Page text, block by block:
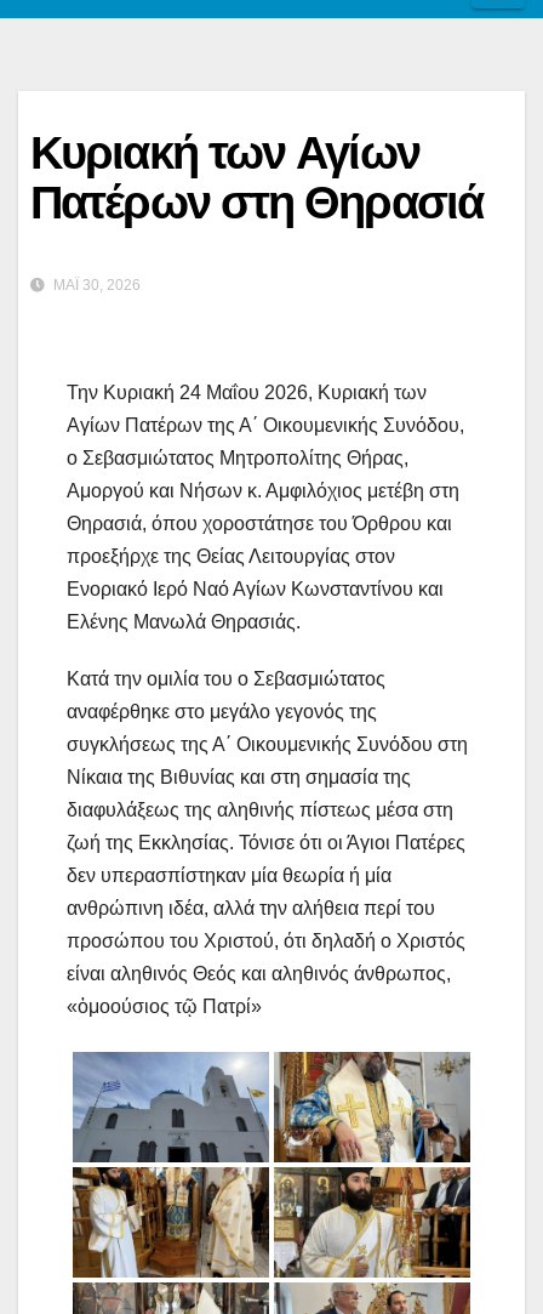
Κυριακή των Αγίων
Πατέρων στη Θηρασιά
ΜΆΙ 30, 2026
Την Κυριακή 24 Μαΐου 2026, Κυριακή των
Αγίων Πατέρων της Α΄ Οικουμενικής Συνόδου,
ο Σεβασμιώτατος Μητροπολίτης Θήρας,
Αμοργού και Νήσων κ. Αμφιλόχιος μετέβη στη
Θηρασιά, όπου χοροστάτησε του Όρθρου και
προεξήρχε της Θείας Λειτουργίας στον
Ενοριακό Ιερό Ναό Αγίων Κωνσταντίνου και
Ελένης Μανωλά Θηρασιάς.
Κατά την ομιλία του ο Σεβασμιώτατος
αναφέρθηκε στο μεγάλο γεγονός της
συγκλήσεως της Α΄ Οικουμενικής Συνόδου στη
Νίκαια της Βιθυνίας και στη σημασία της
διαφυλάξεως της αληθινής πίστεως μέσα στη
ζωή της Εκκλησίας. Τόνισε ότι οι Άγιοι Πατέρες
δεν υπερασπίστηκαν μία θεωρία ή μία
ανθρώπινη ιδέα, αλλά την αλήθεια περί του
προσώπου του Χριστού, ότι δηλαδή ο Χριστός
είναι αληθινός Θεός και αληθινός άνθρωπος,
«ὁμοούσιος τῷ Πατρί»